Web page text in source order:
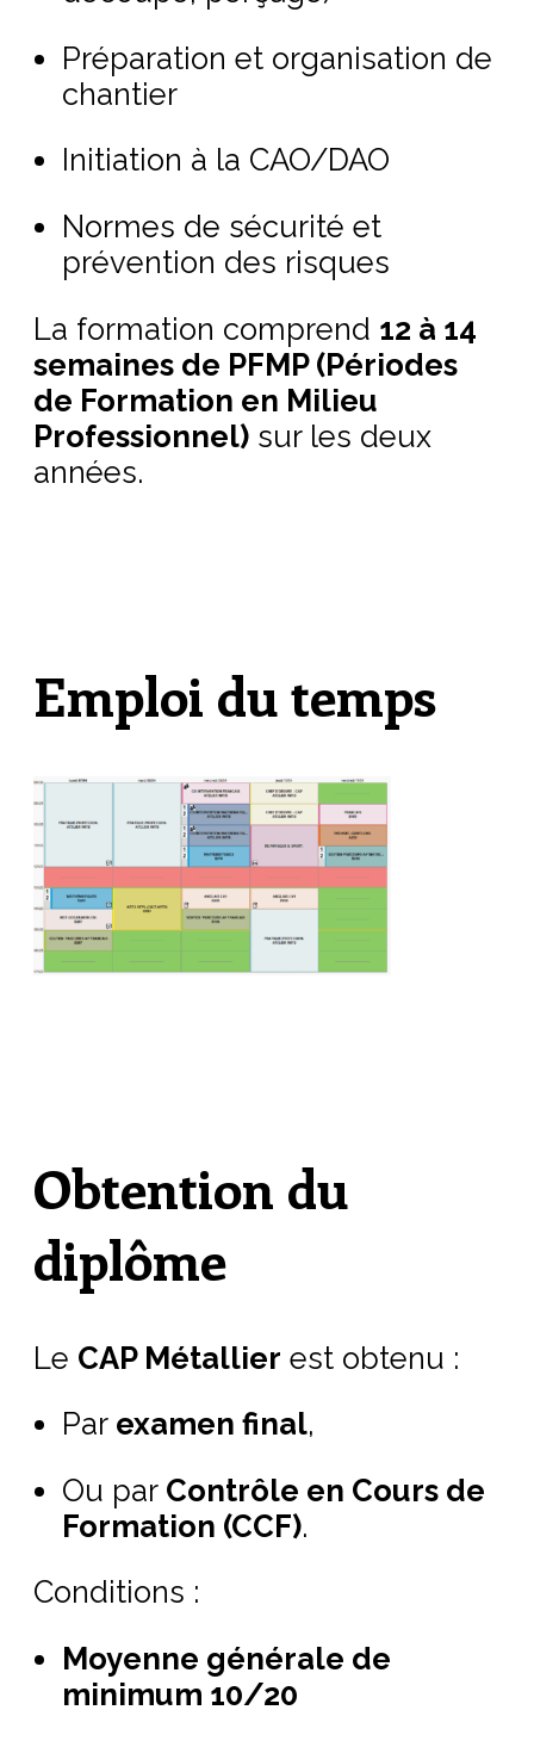
Préparation et organisation de
chantier
Initiation à la CAO/DAO
Normes de sécurité et
prévention des risques
La formation comprend 12 à 14
semaines de PFMP (Périodes
de Formation en Milieu
Professionnel) sur les deux
années.
Emploi du temps
Obtention du
diplôme
Le CAP Métallier est obtenu :
Par examen final,
Ou par Contrôle en Cours de
Formation (CCF).
Conditions :
Moyenne générale de
minimum 10/20